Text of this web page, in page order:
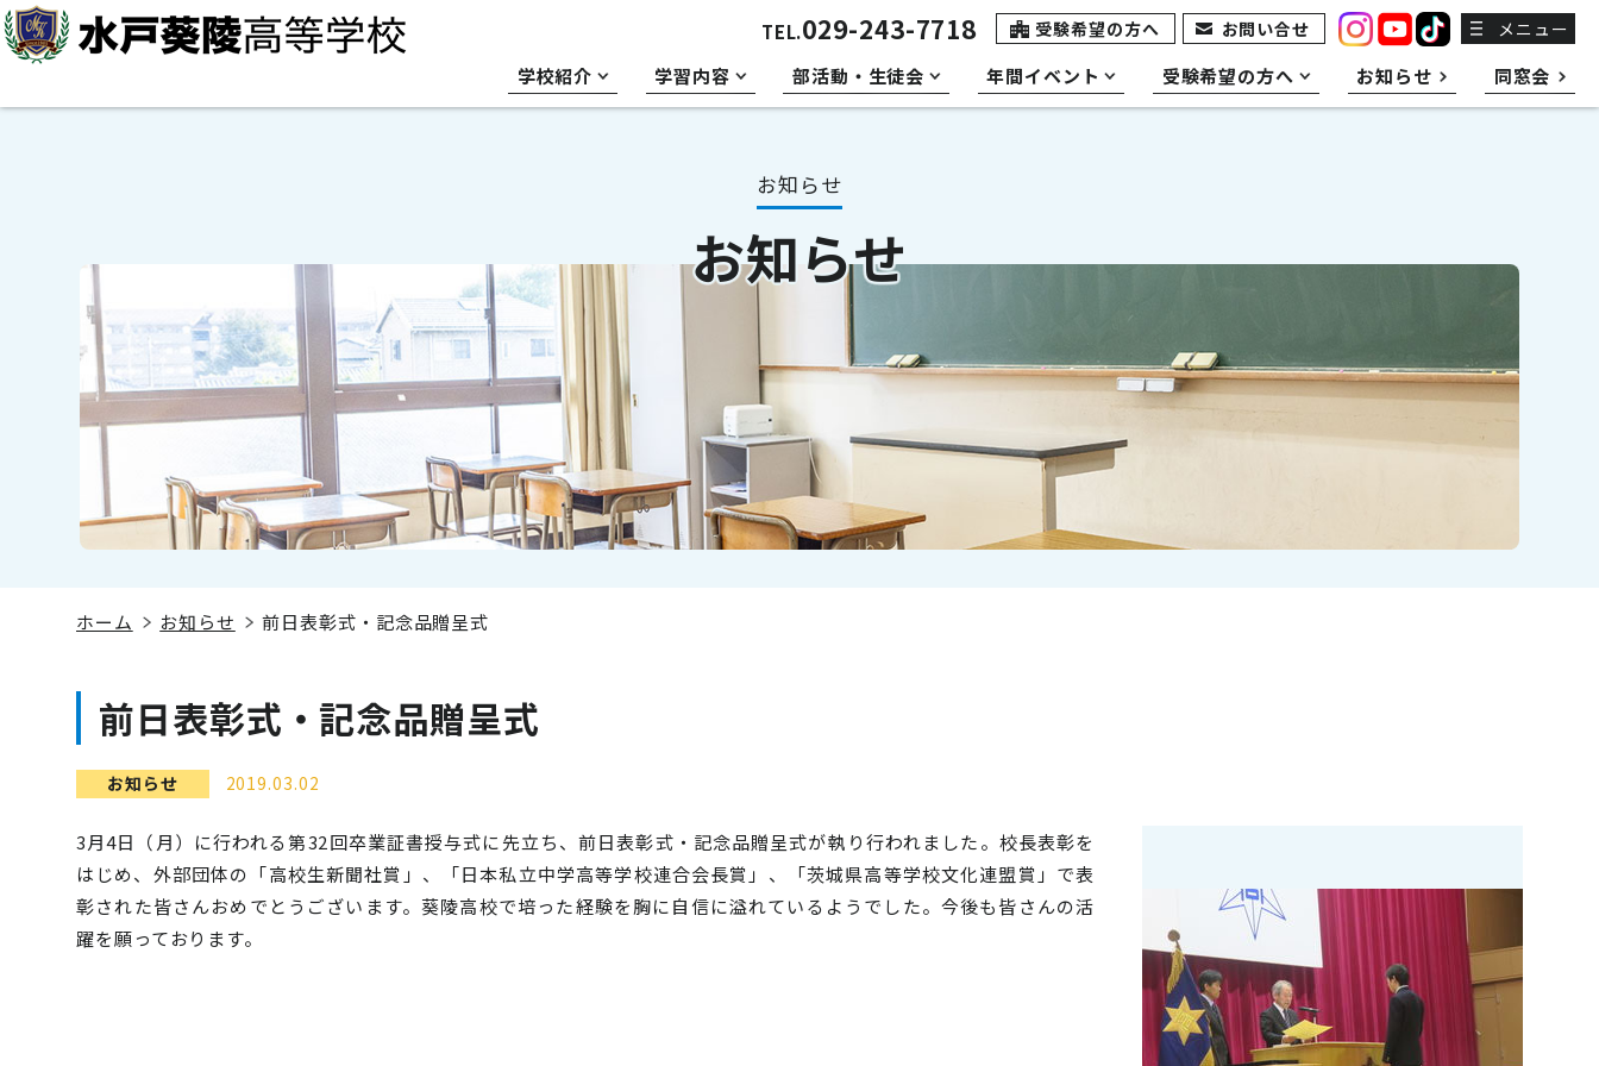
学校紹介 学習内容 部活動・生徒会 年間イベント 受験希望の方へ お知らせ 同窓会
TEL.029-243-7718 受験希望の方へ お問い合せ
お知らせ
お知らせ
ホーム お知らせ 前日表彰式・記念品贈呈式
前日表彰式・記念品贈呈式
お知らせ 2019.03.02
3月4日（月）に行われる第32回卒業証書授与式に先立ち、前日表彰式・記念品贈呈式が執り行われました。校長表彰を
はじめ、外部団体の「高校生新聞社賞」、「日本私立中学高等学校連合会長賞」、「茨城県高等学校文化連盟賞」で表
彰された皆さんおめでとうございます。葵陵高校で培った経験を胸に自信に溢れているようでした。今後も皆さんの活
躍を願っております。
メニュー